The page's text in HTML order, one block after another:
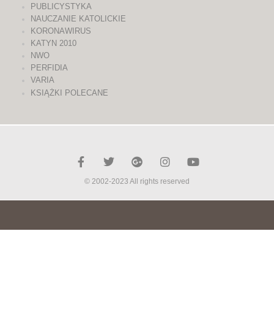
PUBLICYSTYKA
NAUCZANIE KATOLICKIE
KORONAWIRUS
KATYN 2010
NWO
PERFIDIA
VARIA
KSIĄŻKI POLECANE
© 2002-2023 All rights reserved